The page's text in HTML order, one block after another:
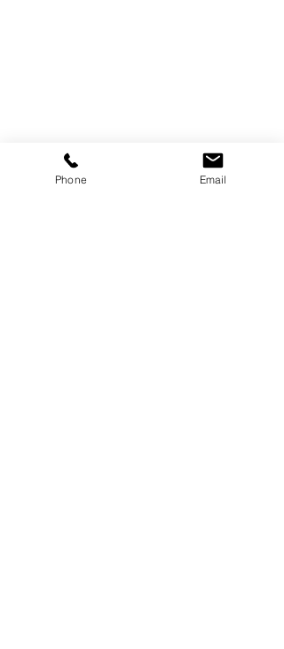
Phone Email